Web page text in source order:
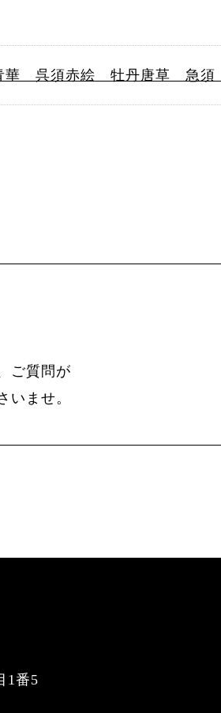
華 呉須赤絵 牡丹唐草 急須
ご質問が
いませ。
1番5